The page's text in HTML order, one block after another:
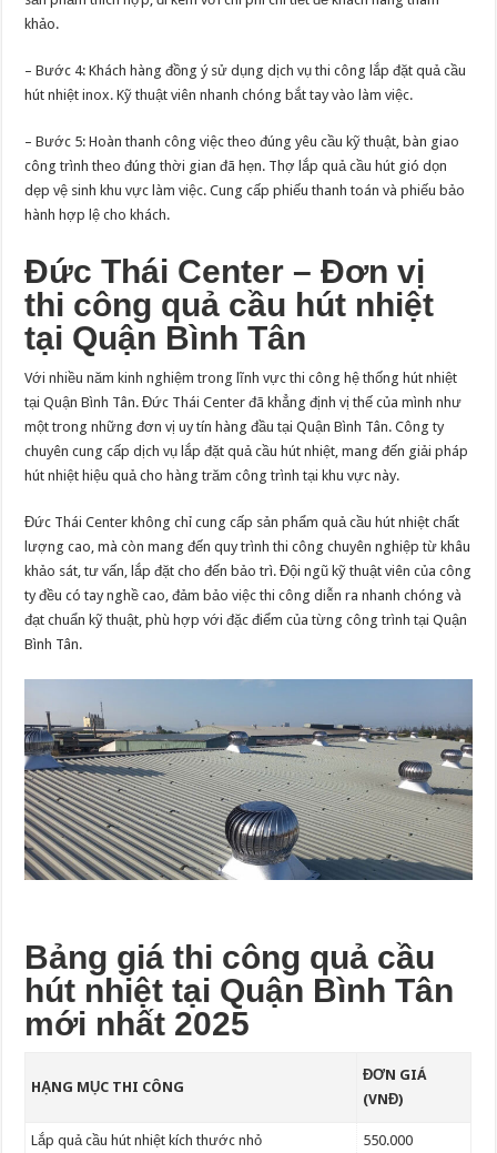
khảo.
– Bước 4: Khách hàng đồng ý sử dụng dịch vụ thi công lắp đặt quả cầu
hút nhiệt inox. Kỹ thuật viên nhanh chóng bắt tay vào làm việc.
– Bước 5: Hoàn thanh công việc theo đúng yêu cầu kỹ thuật, bàn giao
công trình theo đúng thời gian đã hẹn. Thợ lắp quả cầu hút gió dọn
dẹp vệ sinh khu vực làm việc. Cung cấp phiếu thanh toán và phiếu bảo
hành hợp lệ cho khách.
Đức Thái Center – Đơn vị
thi công quả cầu hút nhiệt
tại Quận Bình Tân
Với nhiều năm kinh nghiệm trong lĩnh vực thi công hệ thống hút nhiệt
tại Quận Bình Tân. Đức Thái Center đã khẳng định vị thế của mình như
một trong những đơn vị uy tín hàng đầu tại Quận Bình Tân. Công ty
chuyên cung cấp dịch vụ lắp đặt quả cầu hút nhiệt, mang đến giải pháp
hút nhiệt hiệu quả cho hàng trăm công trình tại khu vực này.
Đức Thái Center không chỉ cung cấp sản phẩm quả cầu hút nhiệt chất
lượng cao, mà còn mang đến quy trình thi công chuyên nghiệp từ khâu
khảo sát, tư vấn, lắp đặt cho đến bảo trì. Đội ngũ kỹ thuật viên của công
ty đều có tay nghề cao, đảm bảo việc thi công diễn ra nhanh chóng và
đạt chuẩn kỹ thuật, phù hợp với đặc điểm của từng công trình tại Quận
Bình Tân.
Bảng giá thi công quả cầu
hút nhiệt tại Quận Bình Tân
mới nhất 2025
HẠNG MỤC THI CÔNG
ĐƠN GIÁ
(VNĐ)
Lắp quả cầu hút nhiệt kích thước nhỏ 550.000